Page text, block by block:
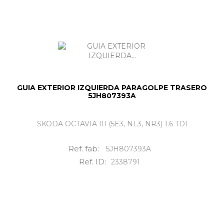
GUIA EXTERIOR IZQUIERDA PARAGOLPE TRASERO
5JH807393A
SKODA OCTAVIA III (5E3, NL3, NR3) 1.6 TDI
Ref. fab: 5JH807393A
Ref. ID: 2338791